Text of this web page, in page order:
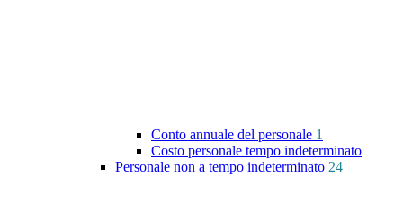
Conto annuale del personale 1
Costo personale tempo indeterminato
Personale non a tempo indeterminato 24